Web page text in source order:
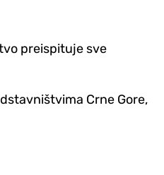
preispituje sve
Crne Gore,